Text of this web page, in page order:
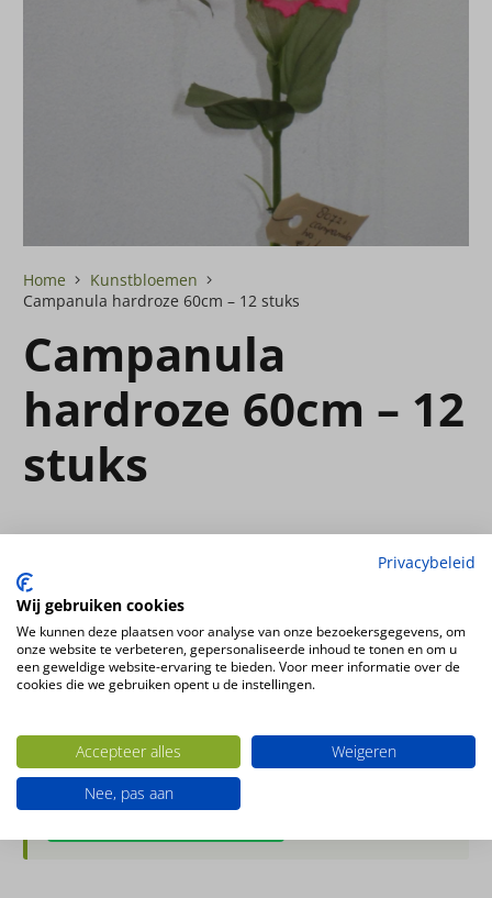
Home
Kunstbloemen
Campanula hardroze 60cm – 12 stuks
Campanula
hardroze 60cm – 12
stuks
op voorraad
Campanula
hardroze
-
12
Toevoegen aan winkelwagen
Heb je een vraag over dit product?
Stuur ons gerust een bericht. We helpen je graag.
Privacybeleid
Wij gebruiken cookies
We kunnen deze plaatsen voor analyse van onze bezoekersgegevens, om
onze website te verbeteren, gepersonaliseerde inhoud te tonen en om u
een geweldige website-ervaring te bieden. Voor meer informatie over de
cookies die we gebruiken opent u de instellingen.
Accepteer alles
Weigeren
Nee, pas aan